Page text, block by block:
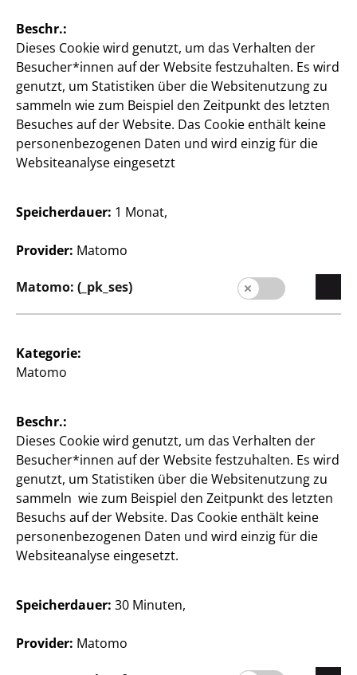
Nachhaltigkeit
Presse
Kontakt
Kunden
Kundeninformationen
Kontakt
Kundeninformation
Impressum
Datenschutz
Beschr.:
Dieses Cookie wird genutzt, um das Verhalten der
Besucher*innen auf der Website festzuhalten. Es wird
genutzt, um Statistiken über die Websitenutzung zu
sammeln wie zum Beispiel den Zeitpunkt des letzten
Besuches auf der Website. Das Cookie enthält keine
personenbezogenen Daten und wird einzig für die
Websiteanalyse eingesetzt
Speicherdauer: 1 Monat,
Provider: Matomo
Matomo: (_pk_ses)
Kategorie:
Matomo
Beschr.:
Dieses Cookie wird genutzt, um das Verhalten der
Besucher*innen auf der Website festzuhalten. Es wird
genutzt, um Statistiken über die Websitenutzung zu
sammeln wie zum Beispiel den Zeitpunkt des letzten
Besuchs auf der Website. Das Cookie enthält keine
personenbezogenen Daten und wird einzig für die
Websiteanalyse eingesetzt.
Speicherdauer: 30 Minuten,
Provider: Matomo